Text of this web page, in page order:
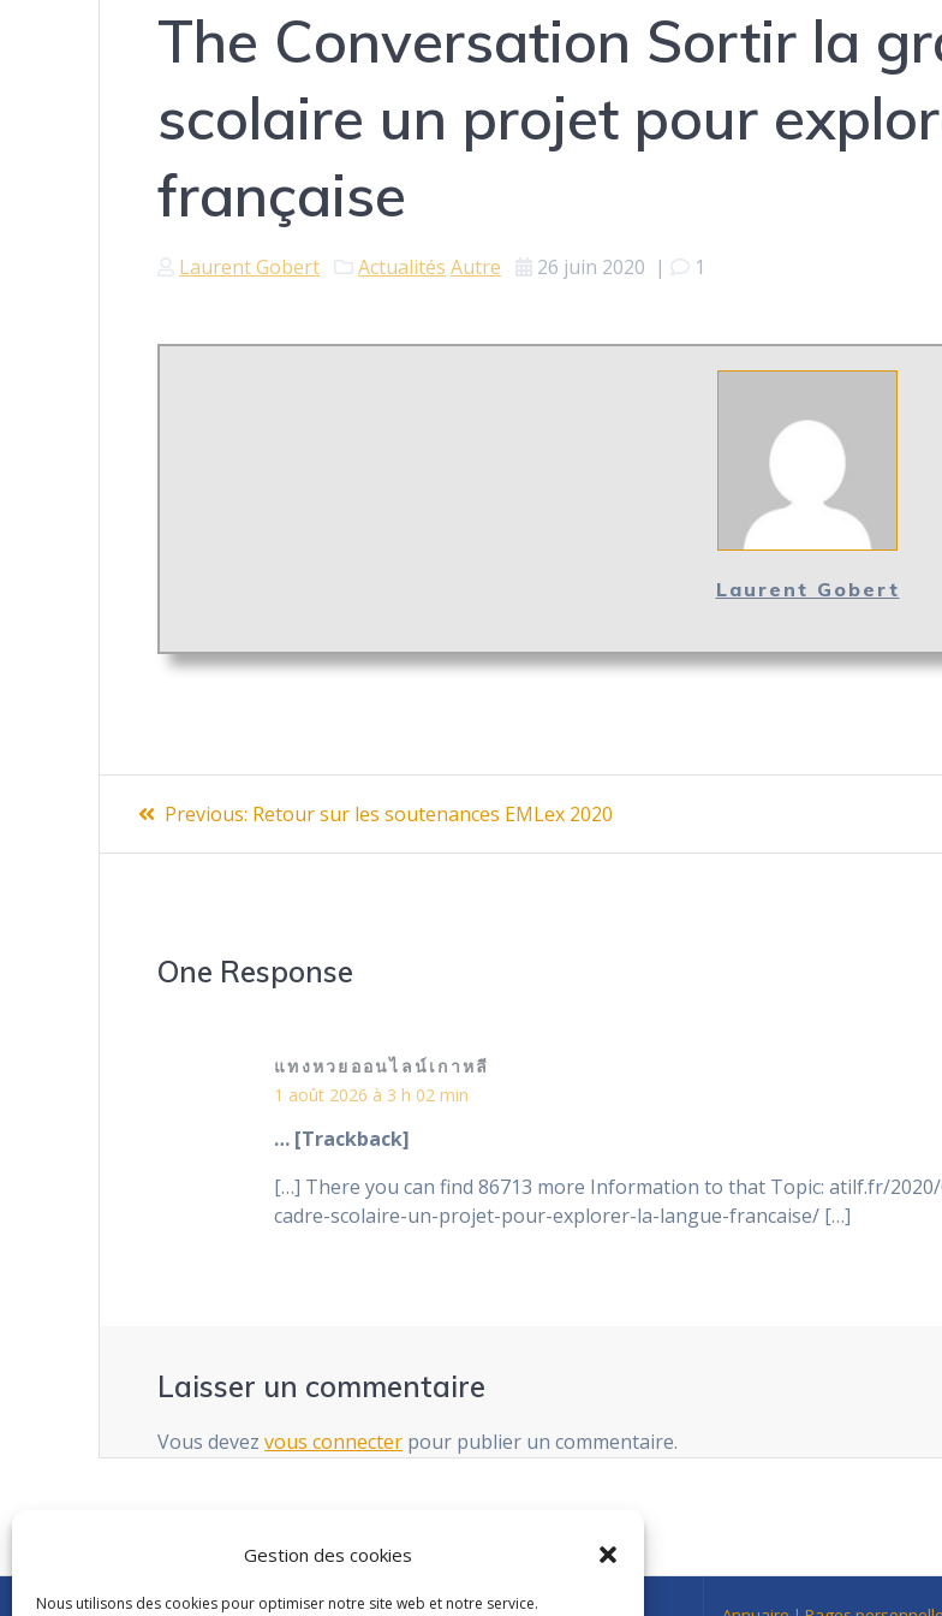
Gestion des cookies
Nous utilisons des cookies pour optimiser notre site web et notre service.
The Conversation Sortir la
scolaire un projet pour
française
Laurent Gobert Actualités Autre 26 juin 2020 | 1
Laurent Gobert
Navigation
de
Previous: Previous
Retour sur les soutenances EMLex 2020
One Response
แทงหวยออนไลน์เกาหลี
1 août 2026 à 3 h 02 min
… [Trackback]
[…] There you can find 86713 more Information to that Topic: atilf.fr/
cadre-scolaire-un-projet-pour-explorer-la-langue-francaise/ […]
Laisser un commentaire
Vous devezvous connecter pour publier un commentaire.